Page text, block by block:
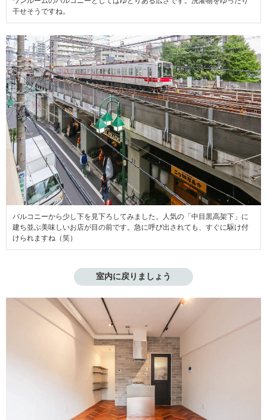
干せそうですね。
バルコニーから少し下を見下ろしてみました。人気の「中目黒高架下」に
建ち並ぶ美味しいお店が目の前です。急に呼び出されても、すぐに駆け付
けられますね（笑）
室内に戻りましょう